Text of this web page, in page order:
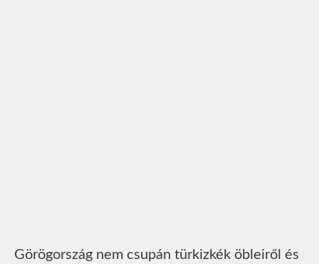
Görögország nem csupán türkizkék öbleiről és